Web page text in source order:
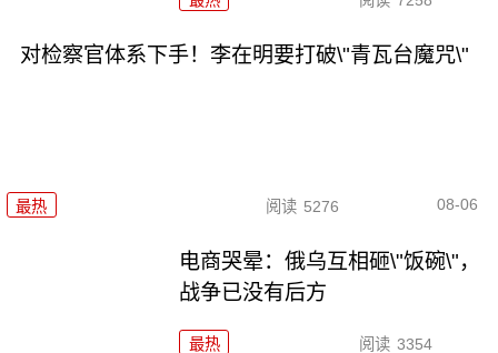
对检察官体系下手！李在明要打破\"青瓦台魔咒\"
最热 阅读 5276 08-06
电商哭晕：俄乌互相砸\"饭碗\"，
战争已没有后方
最热 阅读 3354